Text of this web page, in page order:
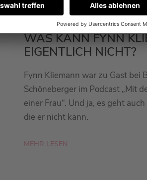
26.01.2026
WAS KANN FYNN
EIGENTLICH NICHT?
Fynn Kliemann war zu Gast bei
Schöneberger im Podcast „Mit
einer Frau“. Und ja, es geht
die er nicht kann.
MEHR LESEN